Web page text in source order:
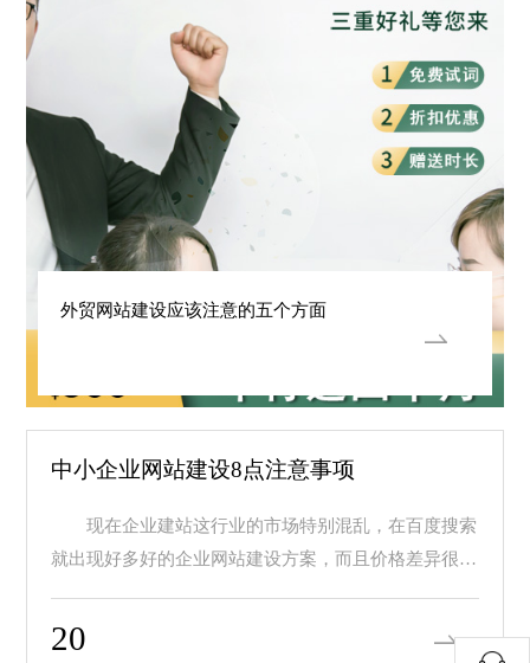
外贸网站建设应该注意的五个方面
中小企业网站建设8点注意事项
现在企业建站这行业的市场特别混乱，在百度搜索
就出现好多好的企业网站建设方案，而且价格差异很
20